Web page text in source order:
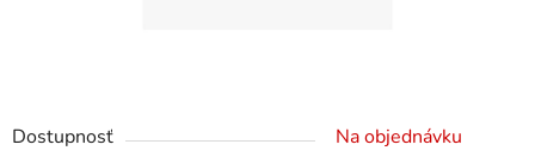
Dostupnosť
Na objednávku